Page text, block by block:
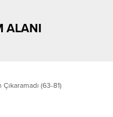
ALANI
(63-81)